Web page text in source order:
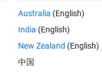
Ara
le 13 Juil 2022
Australia (English)
India (English)
New Zealand (English)
中国